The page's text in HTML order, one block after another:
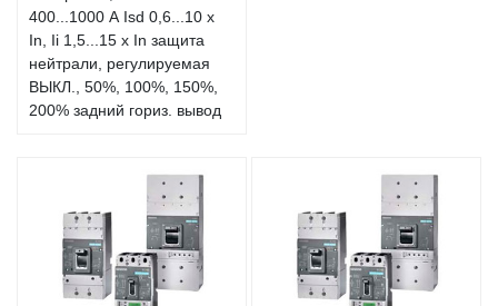
400...1000 А Isd 0,6...10 x
In, Ii 1,5...15 x In защита
нейтрали, регулируемая
ВЫКЛ., 50%, 100%, 150%,
200% задний гориз. вывод